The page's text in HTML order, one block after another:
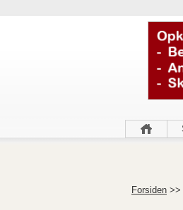
Forsiden >>